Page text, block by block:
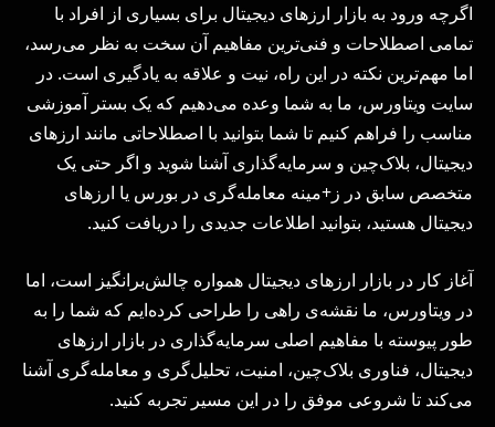
اگرچه ورود به بازار ارزهای دیجیتال برای بسیاری از افراد با
تمامی اصطلاحات و فنی‌ترین مفاهیم آن سخت به نظر می‌رسد،
اما مهم‌ترین نکته در این راه، نیت و علاقه به یادگیری است. در
سایت ویتاورس، ما به شما وعده می‌دهیم که یک بستر آموزشی
مناسب را فراهم کنیم تا شما بتوانید با اصطلاحاتی مانند ارزهای
دیجیتال، بلاک‌چین و سرمایه‌گذاری آشنا شوید و اگر حتی یک
متخصص سابق در ز+مینه معامله‌گری در بورس یا ارزهای
دیجیتال هستید، بتوانید اطلاعات جدیدی را دریافت کنید.
آغاز کار در بازار ارزهای دیجیتال همواره چالش‌برانگیز است، اما
در ویتاورس، ما نقشه‌ی راهی را طراحی کرده‌ایم که شما را به
طور پیوسته با مفاهیم اصلی سرمایه‌گذاری در بازار ارزهای
دیجیتال، فناوری بلاک‌چین، امنیت، تحلیل‌گری و معامله‌گری آشنا
می‌کند تا شروعی موفق را در این مسیر تجربه کنید.